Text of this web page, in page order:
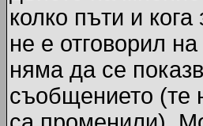
колко пъти и
не е отговорил
няма да се
съобщението (те